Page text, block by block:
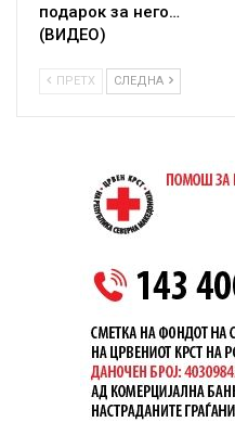
подарок за него…
(ВИДЕО)
ПРЕТХ СЛЕДНА